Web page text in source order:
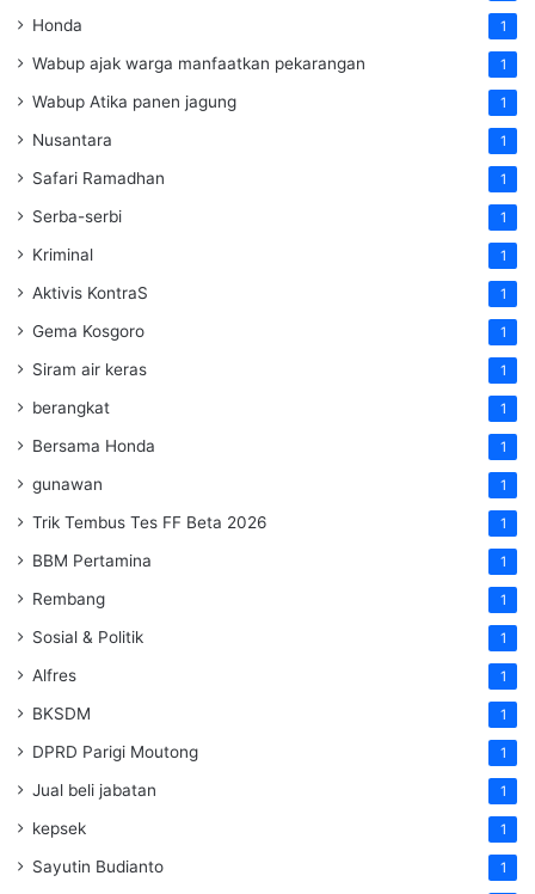
Honda 1
Wabup ajak warga manfaatkan pekarangan 1
Wabup Atika panen jagung 1
Nusantara 1
Safari Ramadhan 1
Serba-serbi 1
Kriminal 1
Aktivis KontraS 1
Gema Kosgoro 1
Siram air keras 1
berangkat 1
Bersama Honda 1
gunawan 1
Trik Tembus Tes FF Beta 2026 1
BBM Pertamina 1
Rembang 1
Sosial & Politik 1
Alfres 1
BKSDM 1
DPRD Parigi Moutong 1
Jual beli jabatan 1
kepsek 1
Sayutin Budianto 1